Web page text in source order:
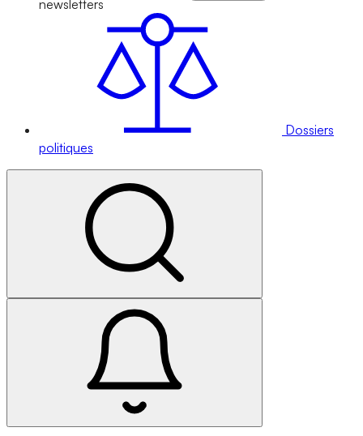
newsletters
Dossiers
politiques